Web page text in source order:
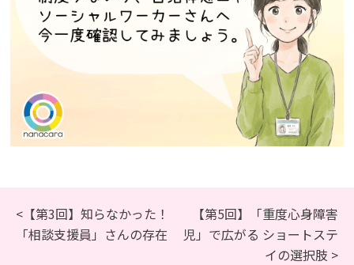
<【第3回】知らなかった！
「相談支援員」さんの存在
【第5回】「重度心身障害
児」で広がる ショートステ
イの選択肢 >